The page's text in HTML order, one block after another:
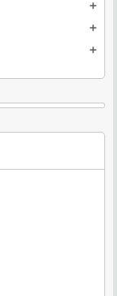
add
add
add